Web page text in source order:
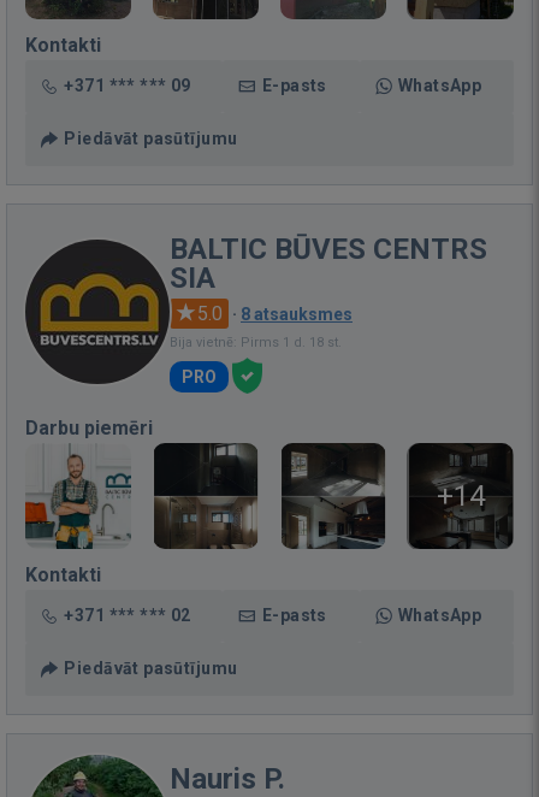
Kontakti
+371 *** *** 09 E-pasts WhatsApp
Piedāvāt pasūtījumu
BALTIC BŪVES CENTRS
SIA
5.0 · 8 atsauksmes
Bija vietnē: Pirms 1 d. 18 st.
PRO
Darbu piemēri
+14
Kontakti
+371 *** *** 02 E-pasts WhatsApp
Piedāvāt pasūtījumu
Nauris P.